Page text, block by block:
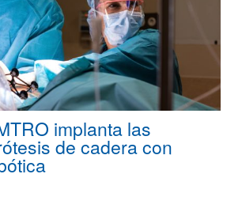
implanta las
de cadera con